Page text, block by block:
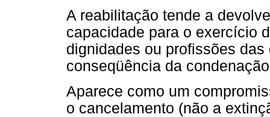
A reabilitação tende a
capacidade para o exercício
dignidades ou profissões
conseqüência da
Aparece como um
o cancelamento (não a